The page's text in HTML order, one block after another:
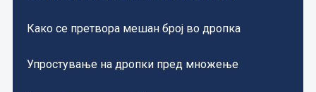
Како се претвора мешан број во дропка
Упростување на дропки пред множење